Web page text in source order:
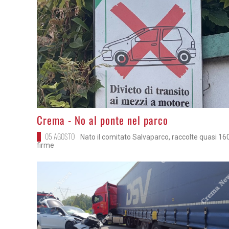
>
Crema - No al ponte nel parco
05 AGOSTO
Nato il comitato Salvaparco, raccolte quasi
firme